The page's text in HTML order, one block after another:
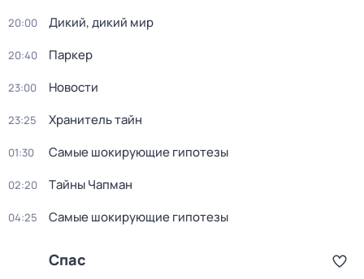
20:00 Дикий, дикий мир
20:40 Паркер
23:00 Новости
23:25 Хранитель тайн
01:30 Самые шoкиpующие гипотезы
02:20 Тaйны Чапман
04:25 Самые шoкиpующие гипотезы
Спас